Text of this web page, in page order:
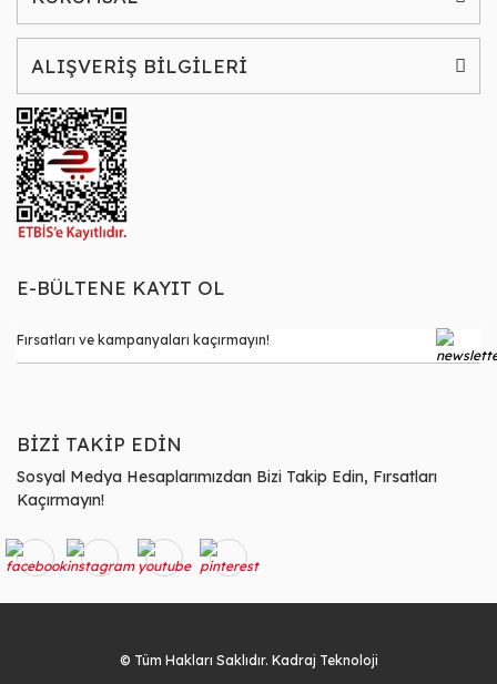
ALIŞVERİŞ BİLGİLERİ
E-BÜLTENE KAYIT OL
BİZİ TAKİP EDİN
Sosyal Medya Hesaplarımızdan Bizi Takip Edin, Fırsatları
Kaçırmayın!
© Tüm Hakları Saklıdır. Kadraj Teknoloji